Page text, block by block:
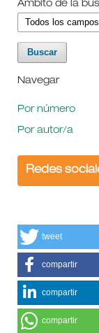
Ámbito de la
Navegar
Por número
Por autor/a
Redes
tweet
compartir
compartir
compartir